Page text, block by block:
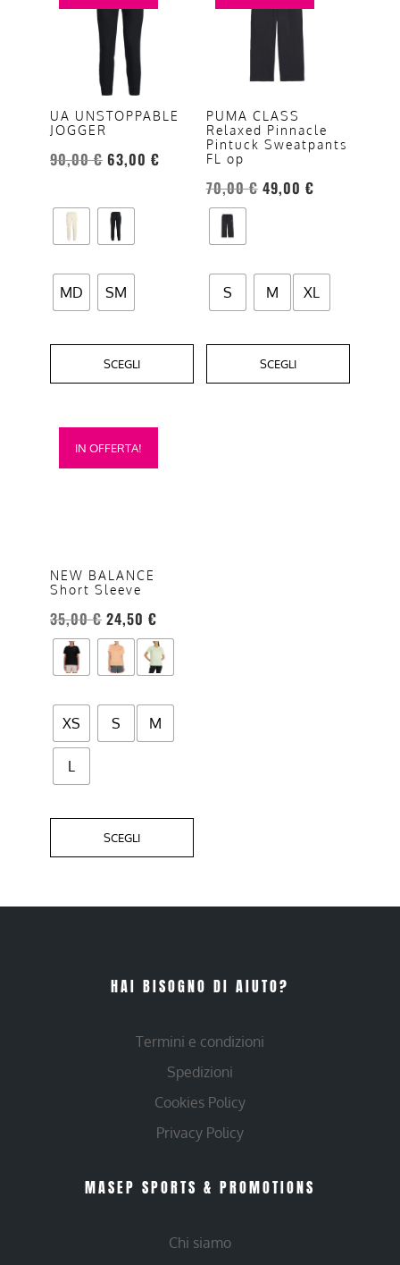
UA UNSTOPPABLE
JOGGER
90,00€ 63,00 €
MD SM
SCEGLI
varianti.
opzioni
possono
essere
pagina
del
prodotto
PUMA CLASS
Relaxed Pinnacle
Pintuck Sweatpants
FL op
70,00€ 49,00 €
S M XL
SCEGLI
opzioni
possono
essere
scelte
pagina
del
prodotto
IN OFFERTA!
NEW BALANCE
Short Sleeve
35,00€ 24,50 €
XS S M
L
SCEGLI
Questo
prodotto
opzioni
possono
essere
scelte
nella
del
prodotto
HAI BISOGNO DI AIUTO?
Termini e condizioni
Spedizioni
Cookies Policy
Privacy Policy
MASEP SPORTS & PROMOTIONS
Chi siamo